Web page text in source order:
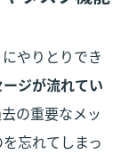
やりとりでき
ジが流れてい
の重要なメッ
忘れてしまっ